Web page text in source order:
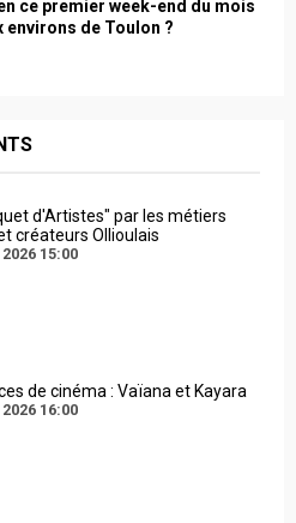
ce premier week-end du mois
environs de Toulon ?
d'Artistes" par les métiers
créateurs Ollioulais
15:00
de cinéma : Vaïana et Kayara
16:00